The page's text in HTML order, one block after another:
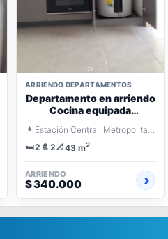
ARRIENDO DEPARTAMENTOS
Departamento en arriendo
Cocina equipada
⌖
🛏️2 🚿 2📐43 m2
ARRIENDO
$ 340.000